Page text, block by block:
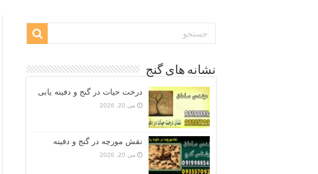
نشانه های گنج
درخت حیات در گنج و دفینه یابی
می 20, 2026
نقش مورچه در گنج و دفینه
می 20, 2026